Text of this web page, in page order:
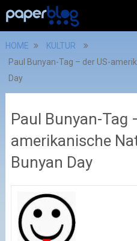
HOME
KULTUR
Paul Bunyan-Tag – der US-
Day
Paul Bunyan-Tag
amerikanische
Bunyan Day